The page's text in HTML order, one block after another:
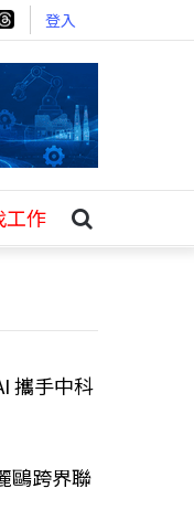
登入
工作
攜手中科
鷗跨界聯